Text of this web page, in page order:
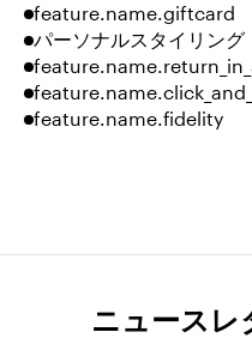
feature.name.giftcard
パーソナルスタイリング
feature.name.fidelity
ニュースレ